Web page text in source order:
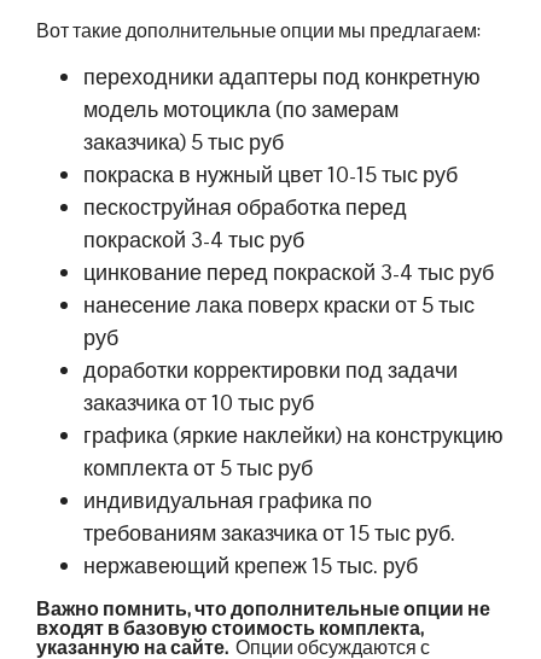
Вот такие дополнительные опции мы предлагаем:
переходники адаптеры под конкретную
модель мотоцикла (по замерам
заказчика) 5 тыс руб
покраска в нужный цвет 10-15 тыс руб
пескоструйная обработка перед
покраской 3-4 тыс руб
цинкование перед покраской 3-4 тыс руб
нанесение лака поверх краски от 5 тыс
руб
доработки корректировки под задачи
заказчика от 10 тыс руб
графика (яркие наклейки) на конструкцию
комплекта от 5 тыс руб
индивидуальная графика по
требованиям заказчика от 15 тыс руб.
нержавеющий крепеж 15 тыс. руб
Важно помнить, что дополнительные опции не
входят в базовую стоимость комплекта,
указанную на сайте. Опции обсуждаются с